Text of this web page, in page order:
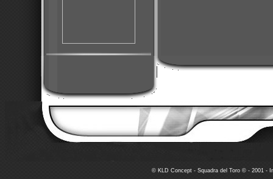
© KLD Concept - Squadra del Toro © - 2001 -